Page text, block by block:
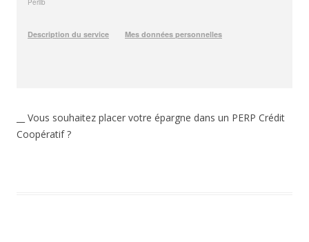
__ Vous souhaitez placer votre épargne dans un PERP Crédit
Coopératif ?